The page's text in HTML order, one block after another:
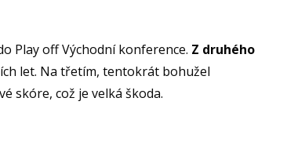
Play off Východní konference. Z druhého
let. Na třetím, tentokrát bohužel
skóre, což je velká škoda.